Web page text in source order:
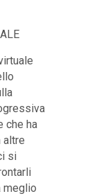
che ha
altre
si
meglio